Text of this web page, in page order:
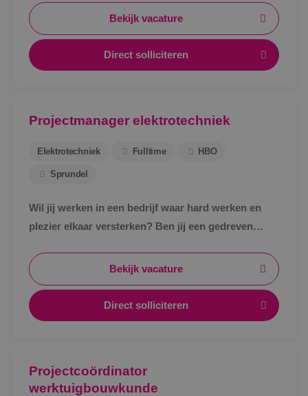
Bekijk vacature
Direct solliciteren
Projectmanager elektrotechniek
Elektrotechniek Fulltime HBO
Sprundel
Wil jij werken in een bedrijf waar hard werken en
plezier elkaar versterken? Ben jij een gedreven
Dan zoeken we jou!Bekijk vacature
Direct solliciteren
Projectcoördinator
werktuigbouwkunde